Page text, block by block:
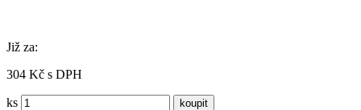
Již za:
304 Kč s DPH
ks